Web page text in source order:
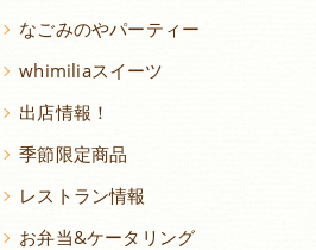
なごみのやパーティー
whimiliaスイーツ
出店情報！
季節限定商品
レストラン情報
お弁当&ケータリング